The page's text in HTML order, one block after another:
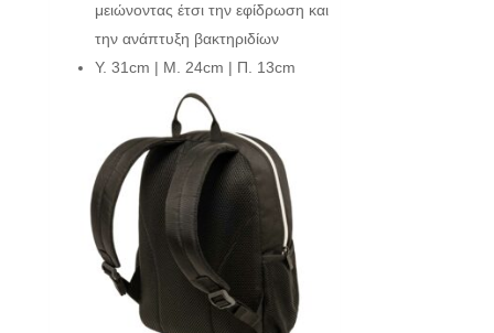
μειώνοντας έτσι την εφίδρωση και
την ανάπτυξη βακτηριδίων
Y. 31cm | Μ. 24cm | Π. 13cm